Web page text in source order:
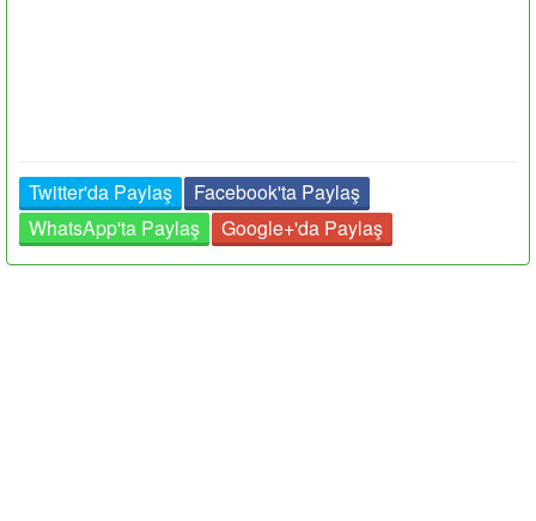
Twitter'da Paylaş
Facebook'ta Paylaş
WhatsApp'ta Paylaş
Google+'da Paylaş